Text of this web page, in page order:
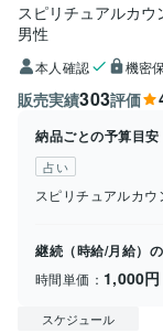
スピリチュアルカウ
男性
本人確認 機密
販売実績303評価
納品ごとの予算目安
占い
スピリチュアルカウ
継続（時給/月給）
時間単価： 1,000円
スケジュール